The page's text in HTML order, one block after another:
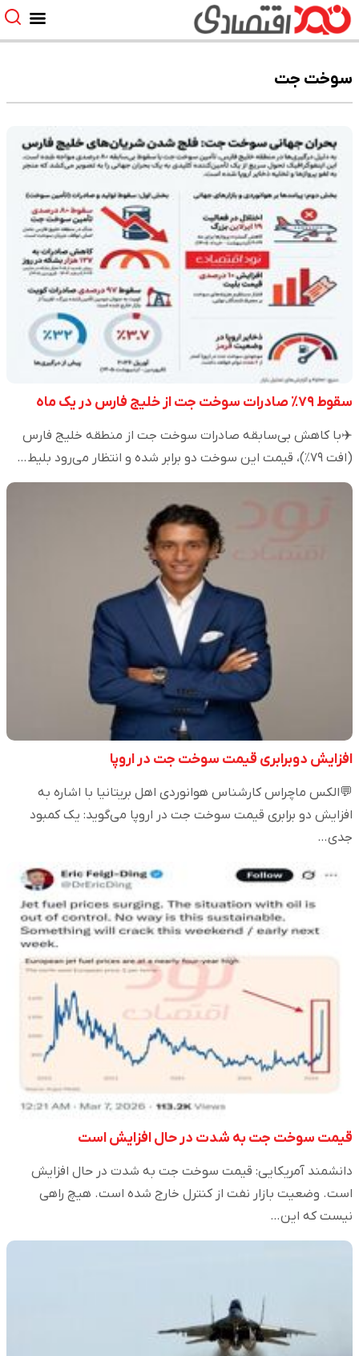
سوخت جت
سقوط ۷۹٪ صادرات سوخت جت از خلیج فارس در یک ماه
✈️با کاهش بی‌سابقه صادرات سوخت جت از منطقه خلیج فارس
(افت ۷۹٪)، قیمت این سوخت دو برابر شده و انتظار می‌رود بلیط…
افزایش دوبرابری قیمت سوخت جت در اروپا
💬الکس ماچراس کارشناس هوانوردی اهل بریتانیا با اشاره به
افزایش دو برابری قیمت سوخت جت در اروپا می‌گوید: یک کمبود
جدی…
قیمت سوخت جت به شدت در حال افزایش است
دانشمند آمریکایی: قیمت سوخت جت به شدت در حال افزایش
است. وضعیت بازار نفت از کنترل خارج شده است. هیچ راهی
نیست که این…